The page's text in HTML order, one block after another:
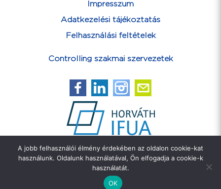
Impresszum
Adatkezelési tájékoztatás
Felhasználási feltételek
Controlling szakmai szervezetek
Feliratkozás hírlevélre
Copyright ©2026 IFUA Horváth & Partners Kft.
A jobb felhasználói élmény érdekében az oldalon cookie-kat
használunk. Oldalunk használatával, Ön elfogadja a cookie-k
használatát.
OK